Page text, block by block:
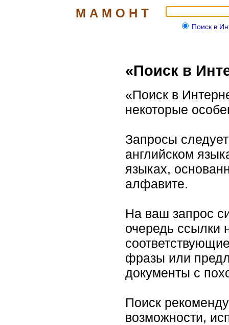
М А М О Н Т
Поиск в
«Поиск в
«Поиск в
некоторые
Запросы
английском
языках,
алфавите.
На ваш запрос
очередь ссылки
фразы или
документы с
Поиск
возможности,